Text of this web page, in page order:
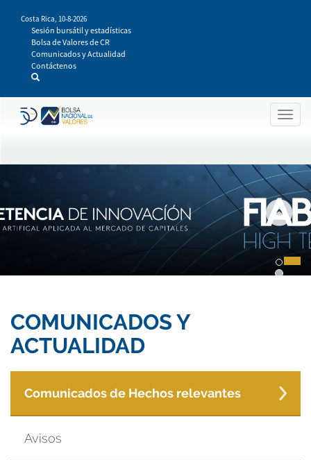
contenido
principal
Costa Rica, 10-8-2026
Sesión bursátil y estadísticas
Bolsa de Valores de CR
Comunicados y Actualidad
Contáctenos
COMUNICADOS Y
ACTUALIDAD
Comunicados de Hechos relevantes
Avisos